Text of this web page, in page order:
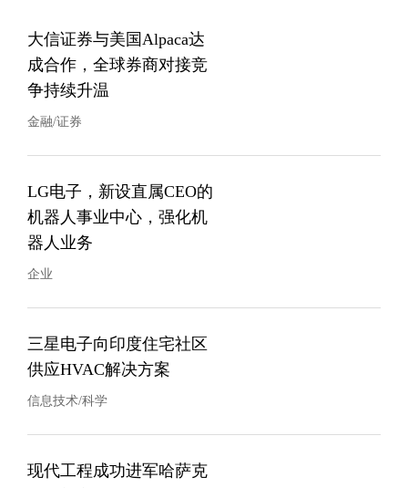
大信证券与美国Alpaca达
成合作，全球券商对接竞
争持续升温
金融/证券
LG电子，新设直属CEO的
机器人事业中心，强化机
器人业务
企业
三星电子向印度住宅社区
供应HVAC解决方案
信息技术/科学
现代工程成功进军哈萨克